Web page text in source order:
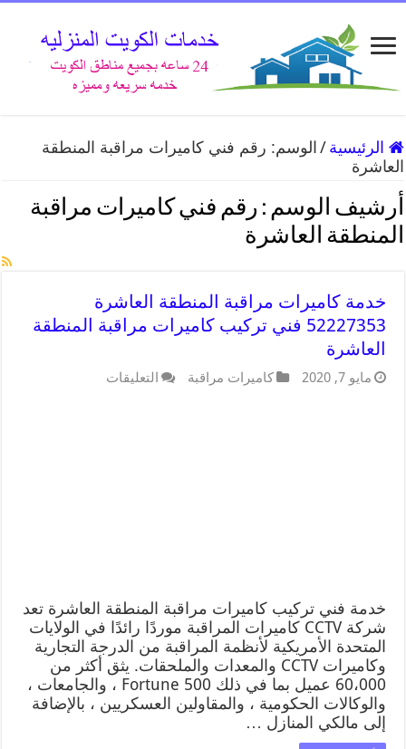
الرئيسية / الوسم: رقم فني كاميرات مراقبة المنطقة
العاشرة
أرشيف الوسم : رقم فني كاميرات مراقبة
المنطقة العاشرة
خدمة كاميرات مراقبة المنطقة العاشرة
52227353 فني تركيب كاميرات مراقبة المنطقة
العاشرة
مايو 7, 2020 كاميرات مراقبة التعليقات
خدمة فني تركيب كاميرات مراقبة المنطقة العاشرة تعد
شركة CCTV كاميرات المراقبة موردًا رائدًا في الولايات
المتحدة الأمريكية لأنظمة المراقبة من الدرجة التجارية
وكاميرات CCTV والمعدات والملحقات. يثق أكثر من
60،000 عميل بما في ذلك Fortune 500 ، والجامعات ،
والوكالات الحكومية ، والمقاولين العسكريين ، بالإضافة
إلى مالكي المنازل …